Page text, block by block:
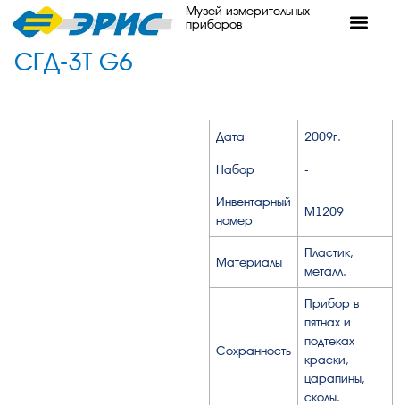
Музей измерительных
приборов
СГД-3Т G6
Дата 2009г.
Набор -
Инвентарный
номер
М1209
Материалы
Пластик,
металл.
Сохранность
Прибор в
пятнах и
подтеках
краски,
царапины,
сколы.